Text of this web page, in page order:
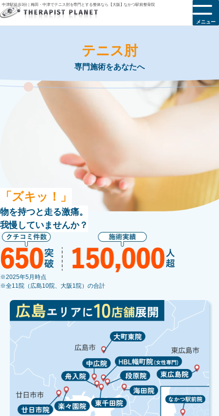
中津駅徒歩3分｜梅田・中津でテニス肘を専門とする整体なら【大阪】なかつ駅前整骨院
メニュー
テニス肘
専門施術をあなたへ
「ズキッ！」
物を持つと走る激痛。
我慢していませんか？
※2025年5月時点
※全11院（広島10院、大阪1院）の合計